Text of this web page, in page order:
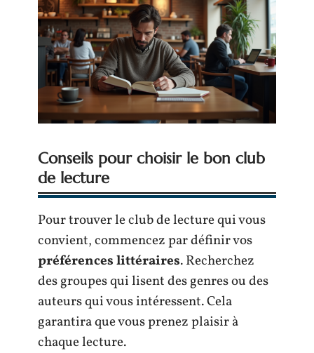
Conseils pour choisir le bon club
de lecture
Pour trouver le club de lecture qui vous
convient, commencez par définir vos
préférences littéraires. Recherchez
des groupes qui lisent des genres ou des
auteurs qui vous intéressent. Cela
garantira que vous prenez plaisir à
chaque lecture.